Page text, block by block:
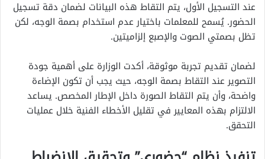
عند التسجيل الأول، يتم التقاط هذه البيانات لضمان دقة تسجيل
الحضور. يُسمح للمعلمات باختيار عدم استخدام بصمة الوجه، لكن
تظل بصمتي الصوت والإصبع إلزاميتين.
لضمان تقديم تجربة موثوقة، أكدت الوزارة على أهمية جودة
التصوير عند التقاط بصمة الوجه، حيث يجب أن تكون الإضاءة
واضحة، وأن يتم التقاط الصورة داخل الإطار المخصص. يساعد
الالتزام بهذه المعايير في تقليل الأخطاء الفنية خلال عمليات
التحقق.